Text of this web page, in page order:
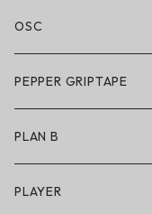
シューズ
アパレル
アクセサリー
キッズシューズ
アパレル
サングラス
アンダーウェア
シューズ
OSC
PEPPER GRIPTAPE
PLAN B
PLAYER